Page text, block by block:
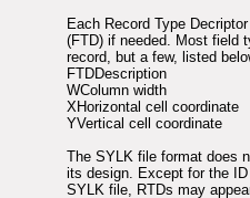
Each Record Type
(FTD) if needed. Most field
record, but a few, listed
FTDDescription
WColumn width
XHorizontal cell coordinate
YVertical cell coordinate
The SYLK file format does
its design. Except for the
SYLK file, RTDs may